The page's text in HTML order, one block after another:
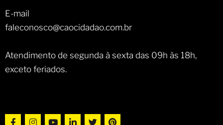
E-mail
faleconosco@caocidadao.com.br
Atendimento de segunda à sexta das 09h às 18h,
exceto feriados.